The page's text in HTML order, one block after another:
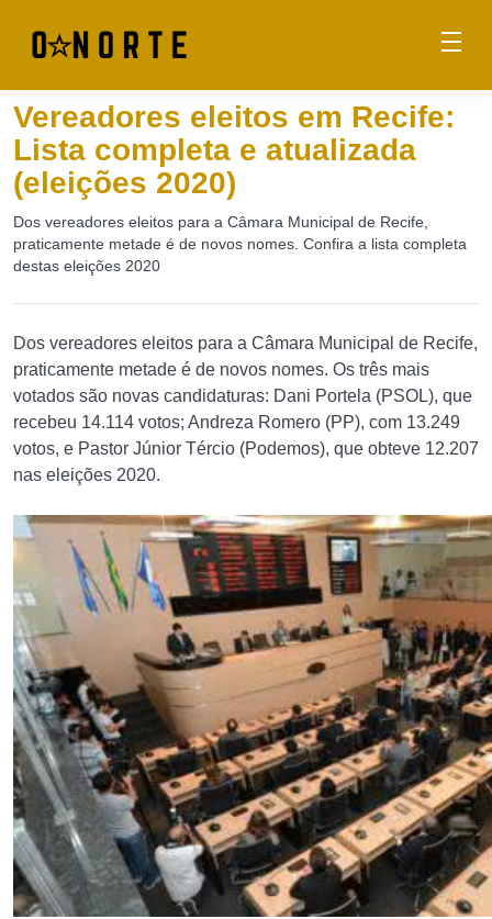
Vereadores eleitos em Recife:
Lista completa e atualizada
(eleições 2020)
Dos vereadores eleitos para a Câmara Municipal de Recife,
praticamente metade é de novos nomes. Confira a lista completa
destas eleições 2020
Dos vereadores eleitos para a Câmara Municipal de Recife,
praticamente metade é de novos nomes. Os três mais
votados são novas candidaturas: Dani Portela (PSOL), que
recebeu 14.114 votos; Andreza Romero (PP), com 13.249
votos, e Pastor Júnior Tércio (Podemos), que obteve 12.207
nas eleições 2020.